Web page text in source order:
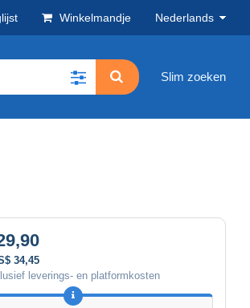
Winkelmandje Nederlands
Slim zoeken
34,45
leverings- en platformkosten